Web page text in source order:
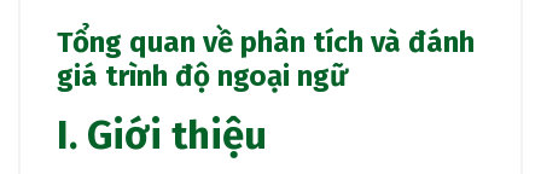
Tổng quan về phân tích và đánh
giá trình độ ngoại ngữ
I. Giới thiệu